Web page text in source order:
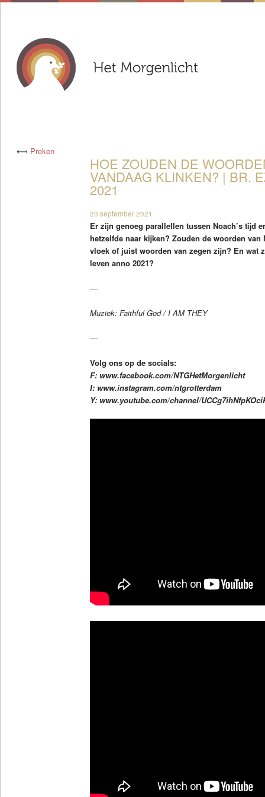
⟻ Preken
HOE ZOUDEN DE
VANDAAG KLINKEN? | BR.
2021
20 september 2021
Er zijn genoeg parallellen tussen Noach’s tijd
hetzelfde naar kijken? Zouden de woorden
vloek of juist woorden van zegen zijn? En wat
leven anno 2021?
—
Muziek: Faithful God / I AM THEY
—
Volg ons op de socials:
F: www.facebook.com/NTGHetMorgenlicht
I: www.instagram.com/ntgrotterdam
Y: www.youtube.com/channel/